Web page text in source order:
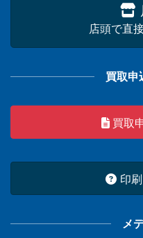
店頭で直
買取申
買取
印
メ